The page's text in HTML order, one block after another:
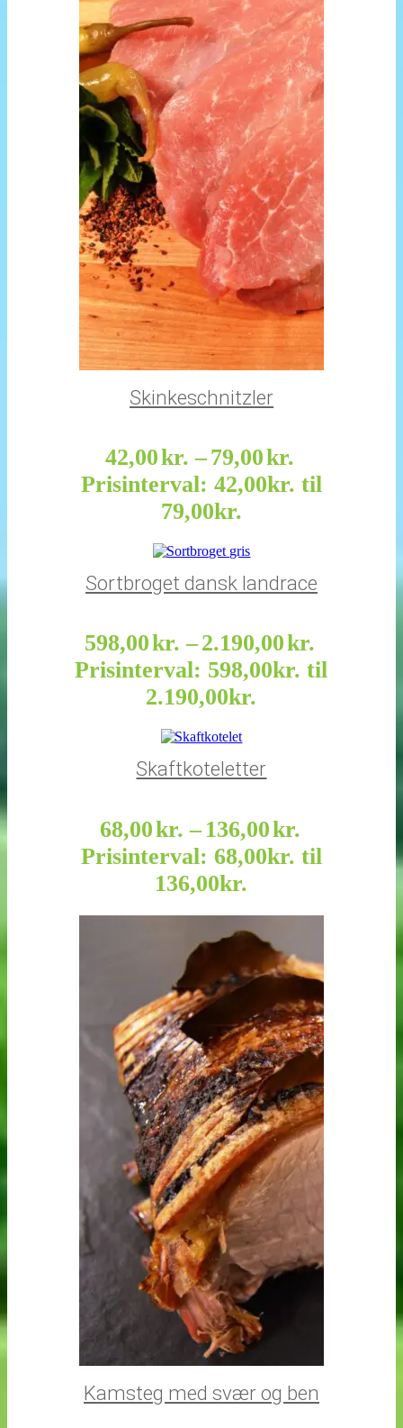
Skinkeschnitzler
42,00kr. –79,00kr.
Prisinterval: 42,00kr. til
79,00kr.
Sortbroget dansk landrace
598,00kr. –2.190,00kr.
Prisinterval: 598,00kr. til
2.190,00kr.
Skaftkoteletter
68,00kr. – 136,00kr.
Prisinterval: 68,00kr. til
136,00kr.
Kamsteg med svær og ben